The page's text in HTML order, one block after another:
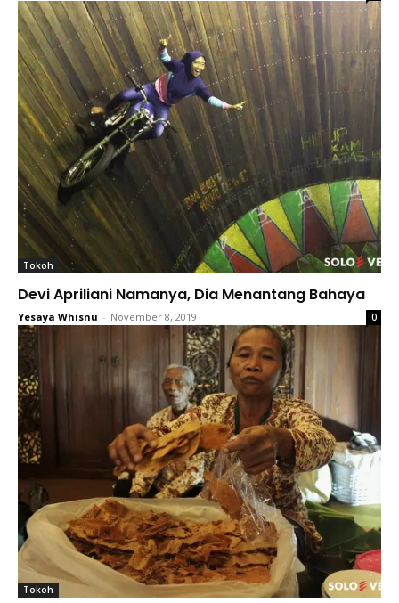
Tokoh
Devi Apriliani Namanya, Dia Menantang Bahaya
Yesaya Whisnu - November 8, 2019 0
Tokoh